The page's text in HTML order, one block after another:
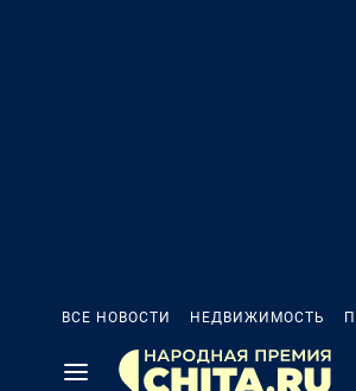
ВСЕ НОВОСТИ НЕДВИЖИМОСТЬ